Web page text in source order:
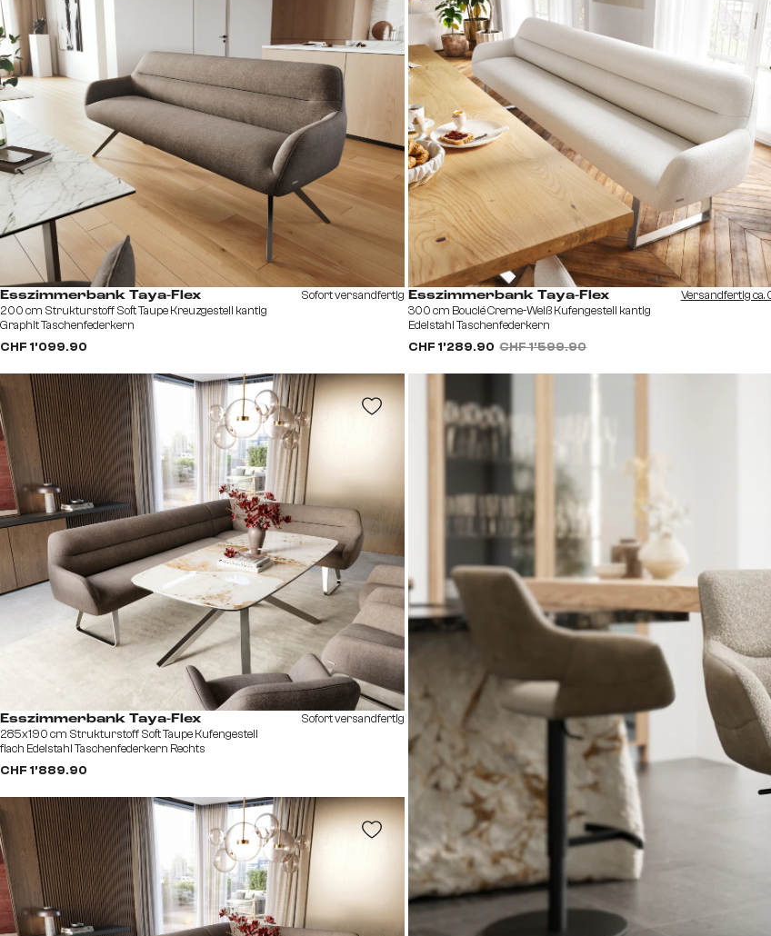
Esszimmerbank Taya-Flex
200 cm Strukturstoff Soft Taupe Kreuzgestell kantig
Graphit Taschenfederkern
CHF 1’099.90
Sofort versandfertig Esszimmerbank Taya-Flex
300 cm Bouclé Creme-Weiß Kufengestell kantig
Edelstahl Taschenfederkern
CHF 1’289.90 CHF 1’599.90
Versandfertig ca.
Esszimmerbank Taya-Flex
285x190 cm Strukturstoff Soft Taupe Kufengestell
flach Edelstahl Taschenfederkern Rechts
CHF 1’889.90
Sofort versandfertig